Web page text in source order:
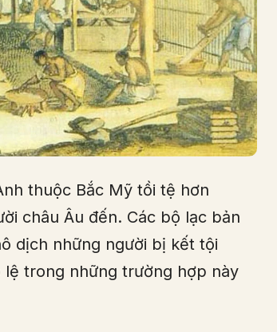
thuộc Bắc Mỹ tồi tệ hơn
châu Âu đến. Các bộ lạc bản
dịch những người bị kết tội
lệ trong những trường hợp này